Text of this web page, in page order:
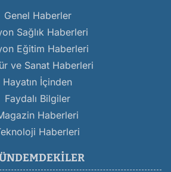
Genel Haberler
Sağlık Haberleri
Eğitim Haberleri
ve Sanat Haberleri
Hayatın İçinden
Faydalı Bilgiler
Haberleri
Haberleri